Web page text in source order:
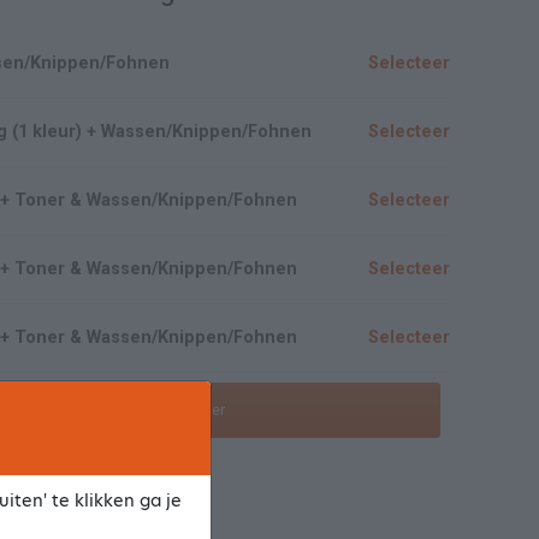
Knippen/Fohnen Selecteer
(1 kleur) + Wassen/Knippen/Fohnen Selecteer
Toner & Wassen/Knippen/Fohnen Selecteer
Toner & Wassen/Knippen/Fohnen Selecteer
Toner & Wassen/Knippen/Fohnen Selecteer
Toon meer/minder
te klikken ga je